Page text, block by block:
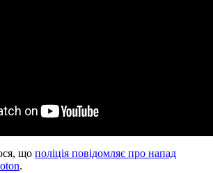
що поліція повідомляє про напад
.